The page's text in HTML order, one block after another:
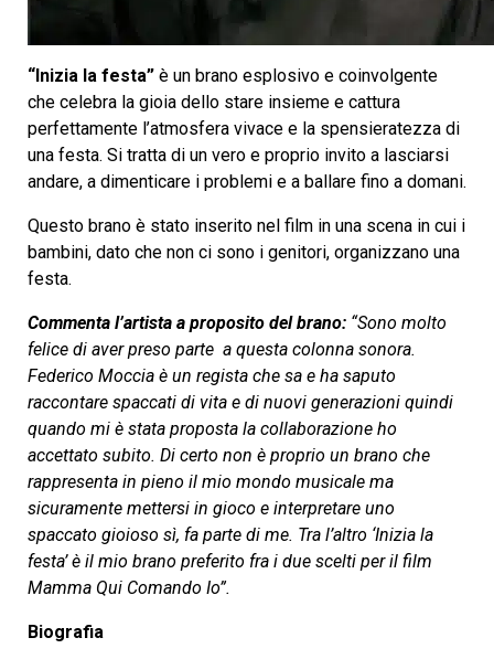
“Inizia la festa” è un brano esplosivo e coinvolgente
che celebra la gioia dello stare insieme e cattura
perfettamente l’atmosfera vivace e la spensieratezza di
una festa. Si tratta di un vero e proprio invito a lasciarsi
andare, a dimenticare i problemi e a ballare fino a domani.
Questo brano è stato inserito nel film in una scena in cui i
bambini, dato che non ci sono i genitori, organizzano una
festa.
Commenta l’artista a proposito del brano: “Sono molto
felice di aver preso parte a questa colonna sonora.
Federico Moccia è un regista che sa e ha saputo
raccontare spaccati di vita e di nuovi generazioni quindi
quando mi è stata proposta la collaborazione ho
accettato subito. Di certo non è proprio un brano che
rappresenta in pieno il mio mondo musicale ma
sicuramente mettersi in gioco e interpretare uno
spaccato gioioso sì, fa parte di me. Tra l’altro ‘Inizia la
festa’ è il mio brano preferito fra i due scelti per il film
Mamma Qui Comando Io”.
Biografia